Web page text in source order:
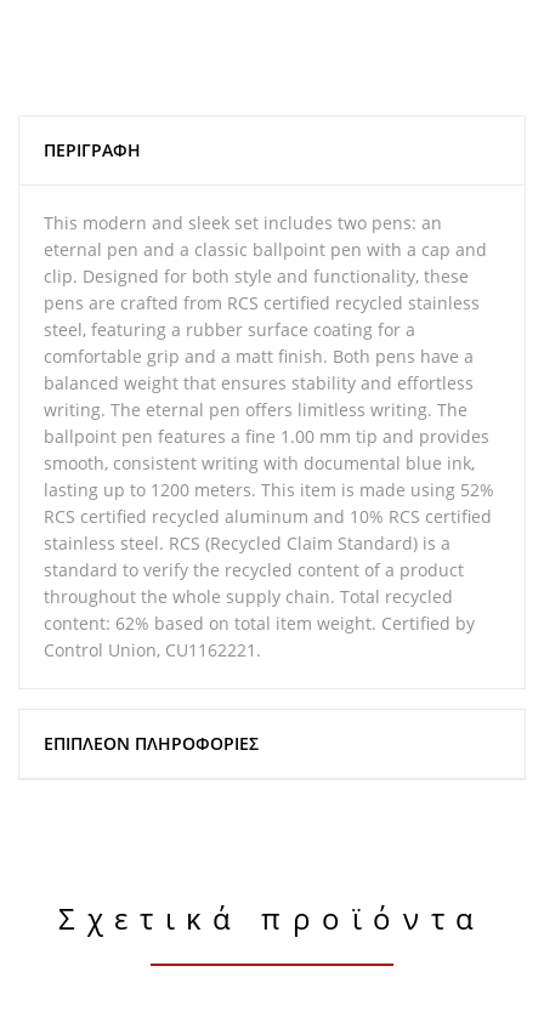
ΠΕΡΙΓΡΑΦΉ
This modern and sleek set includes two pens: an
eternal pen and a classic ballpoint pen with a cap and
clip. Designed for both style and functionality, these
pens are crafted from RCS certified recycled stainless
steel, featuring a rubber surface coating for a
comfortable grip and a matt finish. Both pens have a
balanced weight that ensures stability and effortless
writing. The eternal pen offers limitless writing. The
ballpoint pen features a fine 1.00 mm tip and provides
smooth, consistent writing with documental blue ink,
lasting up to 1200 meters. This item is made using 52%
RCS certified recycled aluminum and 10% RCS certified
stainless steel. RCS (Recycled Claim Standard) is a
standard to verify the recycled content of a product
throughout the whole supply chain. Total recycled
content: 62% based on total item weight. Certified by
Control Union, CU1162221.
ΕΠΙΠΛΈΟΝ ΠΛΗΡΟΦΟΡΊΕΣ
Σχετικά προϊόντα